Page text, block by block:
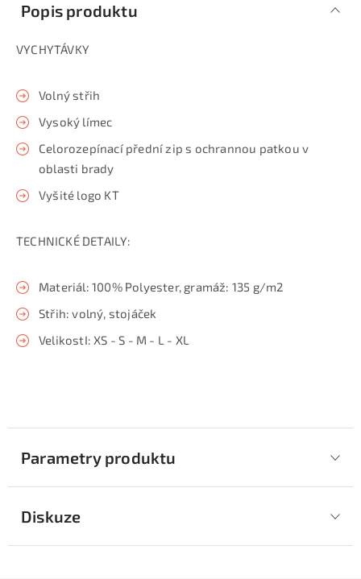
Popis produktu
VYCHYTÁVKY
Volný střih
Vysoký límec
Celorozepínací přední zip s ochrannou patkou v
oblasti brady
Vyšité logo KT
TECHNICKÉ DETAILY:
Materiál: 100% Polyester, gramáž: 135 g/m2
Střih: volný, stojáček
VelikostI: XS - S - M - L - XL
Parametry produktu
Diskuze